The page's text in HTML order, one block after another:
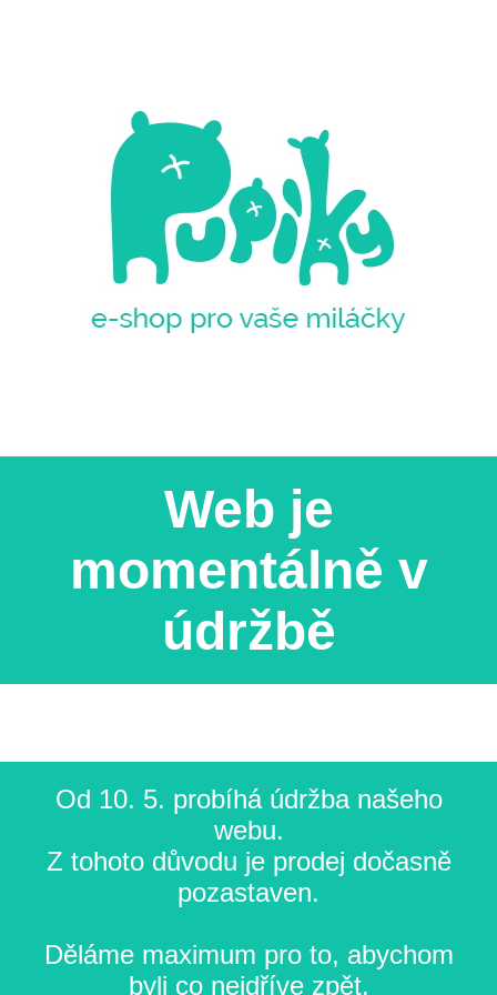
Web je
momentálně v
údržbě
Od 10. 5. probíhá údržba našeho
webu.
Z tohoto důvodu je prodej dočasně
pozastaven.
Děláme maximum pro to, abychom
byli co nejdříve zpět.